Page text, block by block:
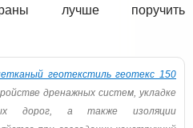
лучше поручить
геотекстиль геотекс 150
дренажных систем, укладке
дорог, а также изоляции